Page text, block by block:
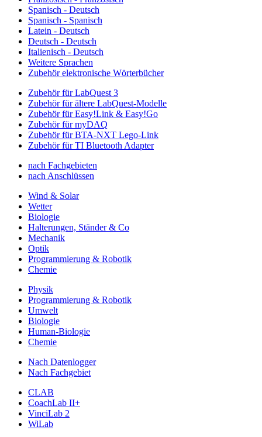
Spanisch - Deutsch
Spanisch - Spanisch
Latein - Deutsch
Deutsch - Deutsch
Italienisch - Deutsch
Weitere Sprachen
Zubehör elektronische Wörterbücher
Zubehör für LabQuest 3
Zubehör für ältere LabQuest-Modelle
Zubehör für Easy!Link & Easy!Go
Zubehör für myDAQ
Zubehör für BTA-NXT Lego-Link
Zubehör für TI Bluetooth Adapter
nach Fachgebieten
nach Anschlüssen
Wind & Solar
Wetter
Biologie
Halterungen, Ständer & Co
Mechanik
Optik
Programmierung & Robotik
Chemie
Physik
Programmierung & Robotik
Umwelt
Biologie
Human-Biologie
Chemie
Nach Datenlogger
Nach Fachgebiet
CLAB
CoachLab II+
VinciLab 2
WiLab